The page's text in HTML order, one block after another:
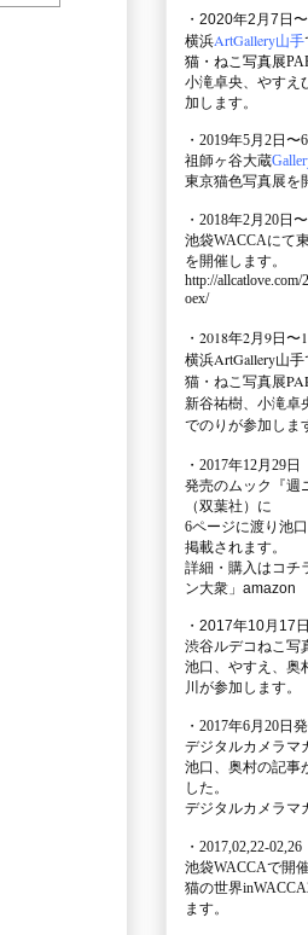
・2020年2月7日
横浜ArtGallery山手
猫・ねこ写真展
小滝卓央、やすえ
加します。
・2019年5月2日〜
祖師ヶ谷大蔵
東京猫色写真展を
・2018年2月20日
池袋WACCAにて
を開催します。
http://allcatlove.com/
oex/
・2018年2月9日〜
横浜ArtGallery山手
猫・ねこ写真展
新谷祐樹、小滝卓
でのりが参加しま
・ 2017年12月29日
発売のムック
『
（双葉社）に
6ページに渡り 池
掲載されます。
詳細・購入はコ
ン大衆」amazon
・2017年10月17
渋谷ルデコねこ写
池口、やすえ、奥
川が参加します。
・2017年6月20日
デジタルカメラマ
池口、奥村の記事
した。
デジタルカメラマ
・2017,02,22-02,26
池袋WACCAで開
猫の世界
ます。